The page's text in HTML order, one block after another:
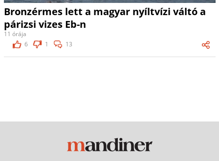
Bronzérmes lett a magyar nyíltvízi váltó a
párizsi vizes Eb-n
11 órája
6
1 13